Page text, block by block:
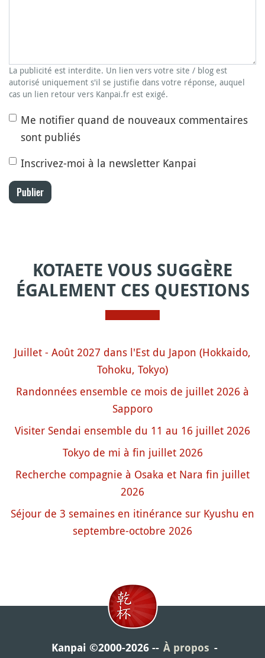
La publicité est interdite. Un lien vers votre site / blog est
autorisé uniquement s'il se justifie dans votre réponse, auquel
cas un lien retour vers Kanpai.fr est exigé.
Me notifier quand de nouveaux commentaires
sont publiés
Inscrivez-moi à la newsletter Kanpai
Publier
KOTAETE VOUS SUGGÈRE
ÉGALEMENT CES QUESTIONS
Juillet - Août 2027 dans l'Est du Japon (Hokkaido,
Tohoku, Tokyo)
Randonnées ensemble ce mois de juillet 2026 à
Sapporo
Visiter Sendai ensemble du 11 au 16 juillet 2026
Tokyo de mi à fin juillet 2026
Recherche compagnie à Osaka et Nara fin juillet
2026
Séjour de 3 semaines en itinérance sur Kyushu en
septembre-octobre 2026
Kanpai ©2000-2026 À propos